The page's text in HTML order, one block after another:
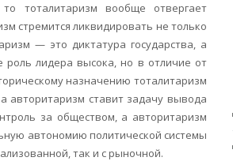
тоталитаризм вообще отвергает
стремится ликвидировать не только
— это диктатура государства, а
роль лидера высока, но в отличие от
назначению тоталитаризм
авторитаризм ставит задачу вывода
за обществом, а авторитаризм
автономию политической системы
так и с рыночной.